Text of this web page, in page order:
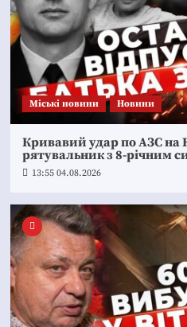
Mіські новини Новини
Кривавий удар по АЗС на
рятувальник з 8-річним
13:55 04.08.2026